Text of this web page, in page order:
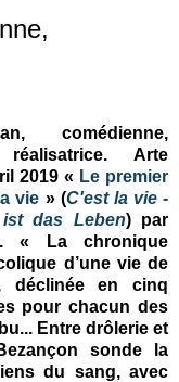
comédienne,
Arte
2019 « Le premier
vie » (C'est la vie -
das Leben) par
« La chronique
d’une vie de
déclinée en cinq
pour chacun des
Entre drôlerie et
sonde la
du sang, avec